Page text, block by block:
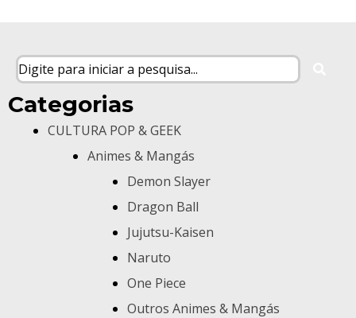
Categorias
CULTURA POP & GEEK
Animes & Mangás
Demon Slayer
Dragon Ball
Jujutsu-Kaisen
Naruto
One Piece
Outros Animes & Mangás